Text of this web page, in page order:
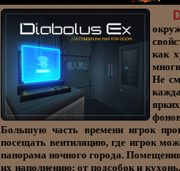
как
Не
Большую часть времени игрок
посещать вентиляцию, где игрок
панорама ночного города.
их наполнению: от подсобок и